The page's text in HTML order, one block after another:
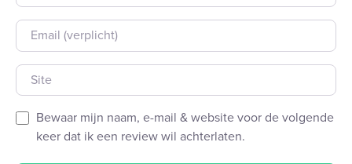
E-mail
Site
Bewaar mijn naam, e-mail & website voor de volgende
keer dat ik een review wil achterlaten.